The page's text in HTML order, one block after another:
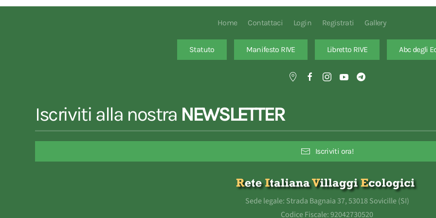
Home Contattaci Login Registrati Gallery
Statuto Manifesto RIVE Libretto RIVE Abc degli
Iscriviti alla nostra NEWSLETTER
Iscriviti ora!
Sede legale: Strada Bagnaia 37, 53018 Sovicille (SI)
Codice Fiscale: 92042730520